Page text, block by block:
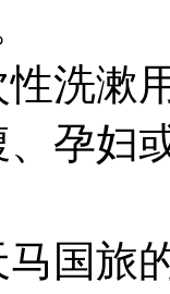
洗漱
孕妇
国旅